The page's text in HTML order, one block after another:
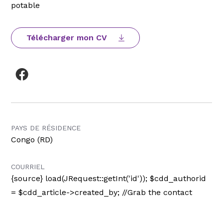
potable
Télécharger mon CV
PAYS DE RÉSIDENCE
Congo (RD)
COURRIEL
{source} load(JRequest::getInt('id')); $cdd_authorid
= $cdd_article->created_by; //Grab the contact